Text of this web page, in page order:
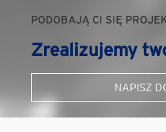
PODOBAJĄ CI SIĘ
Zrealizujemy
NAPISZ